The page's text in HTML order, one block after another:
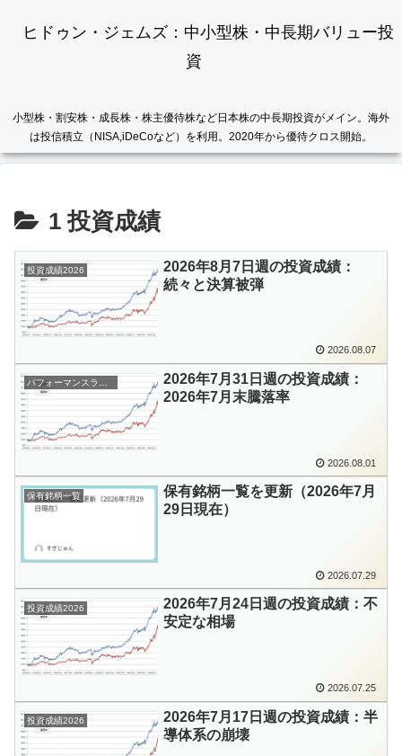
ヒドゥン・ジェムズ：中小型株・中長期バリュー投
資
小型株・割安株・成長株・株主優待株など日本株の中長期投資がメイン。海外
は投信積立（NISA,iDeCoなど）を利用。2020年から優待クロス開始。
1 投資成績
投資成績2026
2026年8月7日週の投資成績：
続々と決算被弾
2026.08.07
パフォーマンスランキング
2026年7月31日週の投資成績：
2026年7月末騰落率
2026.08.01
保有銘柄一覧
保有銘柄一覧を更新（2026年7月
29日現在）
2026.07.29
投資成績2026
2026年7月24日週の投資成績：不
安定な相場
2026.07.25
投資成績2026
2026年7月17日週の投資成績：半
導体系の崩壊